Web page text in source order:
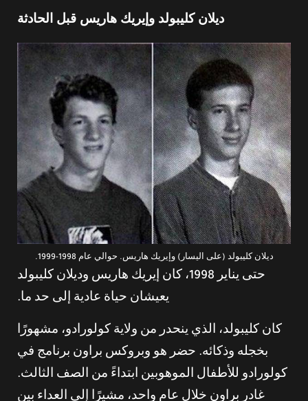
ديلان كليبولد وإيريك هاريس قبل الحادثة
ديلان كليبولد (على اليسار) وإيريك هاريس. حوالي عام 1998-1999.
حتى يناير 1998، كان إيريك هاريس وديلان كليبولد
يعيشان حياة عادية إلى حد ما.
كان كليبولد، الذي ينحدر من ولاية كولورادو، مشهورًا
بخجله وذكائه. حضر هو وبروكس براون برنامج في
كولورادو للأطفال الموهوبين ابتداءً من الصف الثالث.
غادر براون خلال عام واحد، مشيرًا إلى العداء بين